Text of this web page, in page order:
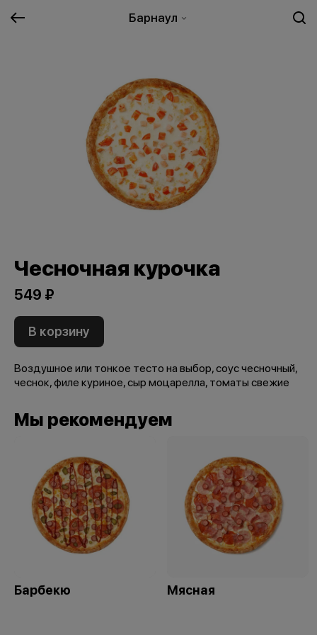
Барнаул
Чесночная курочка
549 ₽
В корзину
Воздушное или тонкое тесто на выбор, соус чесночный,
чеснок, филе куриное, сыр моцарелла, томаты свежие
Мы рекомендуем
Барбекю Мясная